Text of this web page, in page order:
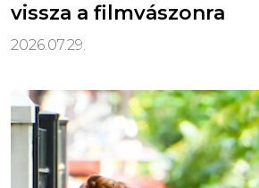
vissza a filmvászonra
2026.07.29.